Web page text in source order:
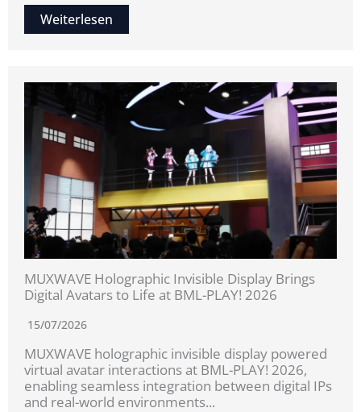
Weiterlesen
MUXWAVE Holographic Invisible Display Brings
Digital Avatars to Life at BML-PLAY! 2026
15/07/2026
MUXWAVE holographic invisible display powered
virtual avatar interactions at BML-PLAY! 2026,
enabling seamless integration between digital IPs
and real-world environments...